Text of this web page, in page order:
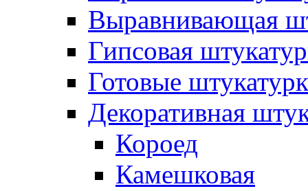
Выравнивающая
Гипсовая
Готовые
Декоративная
Короед
Камешковая